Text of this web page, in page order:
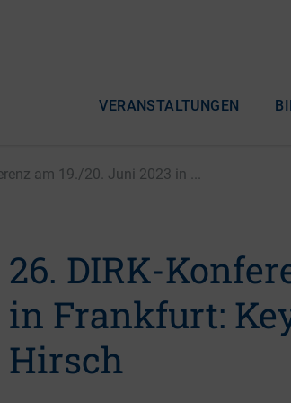
VERANSTALTUNGEN
am 19./20. Juni 2023 in ...
26. DIRK-
in Frankfurt:
Hirsch